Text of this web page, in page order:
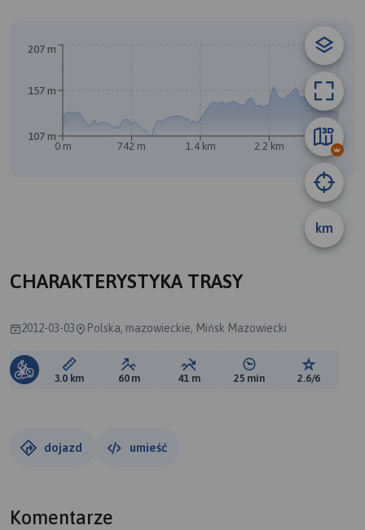
km
0 m 742 m 1.4 km 2.2 km 2.9 km
107 m
157 m
207 m
CHARAKTERYSTYKA TRASY
2012-03-03 Polska, mazowieckie, Mińsk Mazowiecki
Długość trasy:
3.0 km Suma przewyższeń:
60 m Suma spadków:
41 m Średni czas potrzebny
25 min Ocena
2.6/6
dojazd umieść
Komentarze